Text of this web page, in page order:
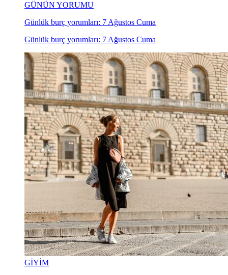
GÜNÜN YORUMU
Günlük burç yorumları: 7 Ağustos Cuma
Günlük burç yorumları: 7 Ağustos Cuma
GİYİM